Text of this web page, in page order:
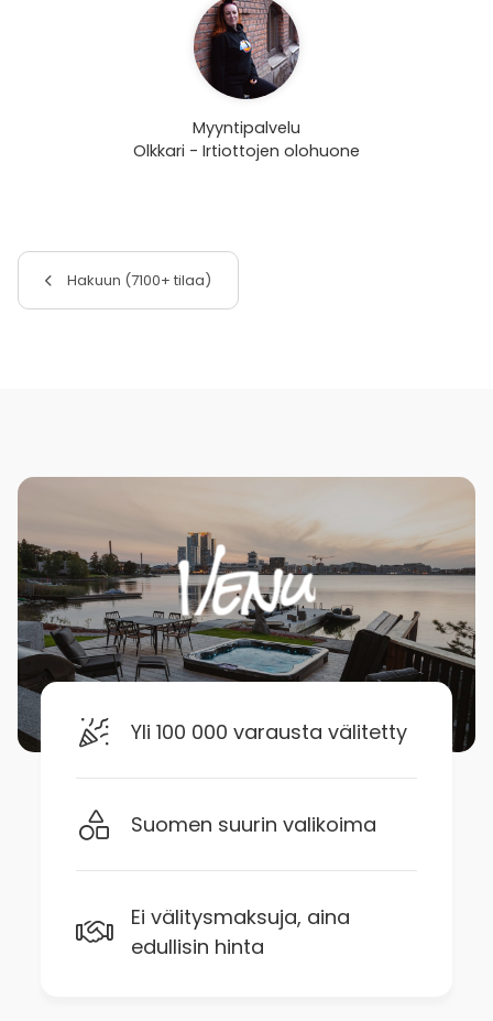
Myyntipalvelu
Olkkari - Irtiottojen olohuone
Hakuun (7100+ tilaa)
Yli 100 000 varausta välitetty
Suomen suurin valikoima
Ei välitysmaksuja, aina
edullisin hinta